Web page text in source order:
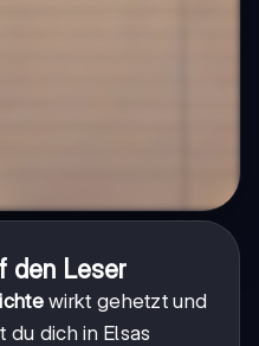
den Leser
wirkt gehetzt und
du dich in Elsas